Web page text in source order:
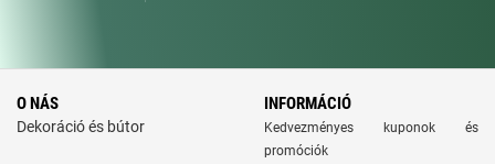
O NÁS
Dekoráció és bútor
INFORMÁCIÓ
Kedvezményes kuponok és
promóciók